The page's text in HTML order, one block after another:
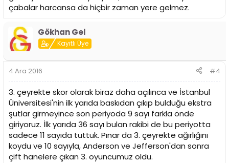
çabalar harcansa da hiçbir zaman yere gelmez.
Gökhan Gel
Kayıtlı Üye
4 Ara 2016 #4
3. çeyrekte skor olarak biraz daha açılınca ve İstanbul
Üniversitesi'nin ilk yarıda baskıdan çıkıp bulduğu ekstra
şutlar girmeyince son periyoda 9 sayı farkla önde
giriyoruz. İlk yarıda 36 sayı bulan rakibi de bu periyotta
sadece 11 sayıda tuttuk. Pınar da 3. çeyrekte ağırlığını
koydu ve 10 sayıyla, Anderson ve Jefferson'dan sonra
çift hanelere çıkan 3. oyuncumuz oldu.